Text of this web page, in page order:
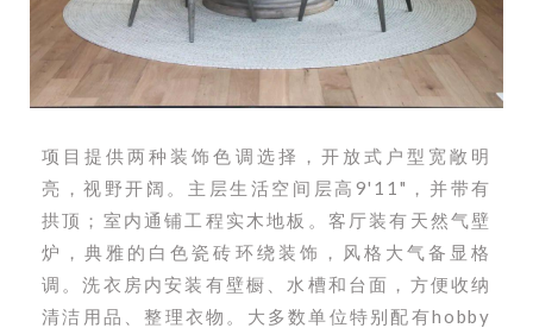
项目提供两种装饰色调选择，开放式户型宽敞明
亮，视野开阔。主层生活空间层高9'11"，并带有
拱顶；室内通铺工程实木地板。客厅装有天然气壁
炉，典雅的白色瓷砖环绕装饰，风格大气备显格
调。洗衣房内安装有壁橱、水槽和台面，方便收纳
清洁用品、整理衣物。大多数单位特别配有hobby